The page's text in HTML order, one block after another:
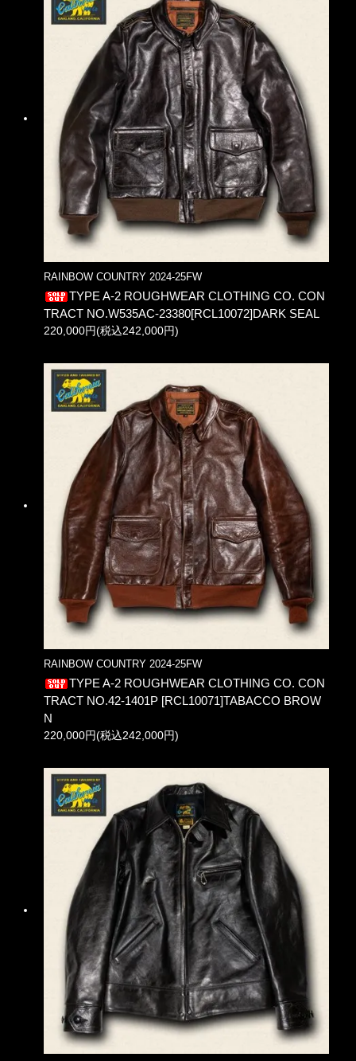
RAINBOW COUNTRY 2024-25FW
TYPE A-2 ROUGHWEAR CLOTHING CO. CON
TRACT NO.W535AC-23380[RCL10072]DARK SEAL
220,000円(税込242,000円)
RAINBOW COUNTRY 2024-25FW
TYPE A-2 ROUGHWEAR CLOTHING CO. CON
TRACT NO.42-1401P [RCL10071]TABACCO BROW
N
220,000円(税込242,000円)